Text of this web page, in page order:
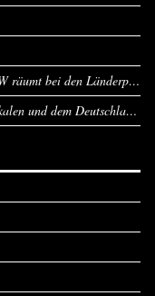
Was für ein Pfingstwochenende! Der BSV NRW räumt bei den Länderpokalen ab
NRW-Auswahlteams siegen bei den Länderpokalen und dem Deutschlandcup an Pfingsten